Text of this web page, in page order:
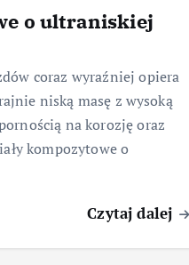
o ultraniskiej
coraz wyraźniej opiera
niską masę z wysoką
na korozję oraz
kompozytowe o
Czytaj dalej